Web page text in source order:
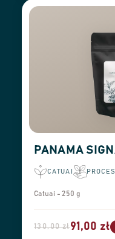
PANAMA
CATUAI
Catuai - 250 g
130,00 zł91,00 zł